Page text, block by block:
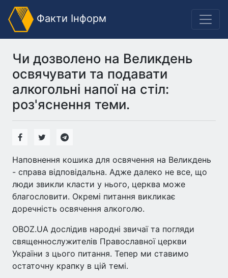
Факти Інформ
Чи дозволено на Великдень
освячувати та подавати
алкогольні напої на стіл:
роз'яснення теми.
Наповнення кошика для освячення на Великдень
- справа відповідальна. Адже далеко не все, що
люди звикли класти у нього, церква може
благословити. Окремі питання викликає
доречність освячення алкоголю.
OBOZ.UA дослідив народні звичаї та погляди
священнослужителів Православної церкви
України з цього питання. Тепер ми ставимо
остаточну крапку в цій темі.